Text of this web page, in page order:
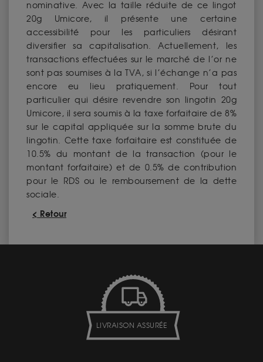
nominative. Avec la taille réduite de ce lingot
20g Umicore, il présente une certaine
accessibilité pour les particuliers désirant
diversifier sa capitalisation. Actuellement, les
transactions effectuées sur le marché de l’or ne
sont pas soumises à la TVA, si l’échange n’a pas
encore eu lieu pratiquement. Pour tout
particulier qui désire revendre son lingotin 20g
Umicore, il sera soumis à la taxe forfaitaire de 8%
sur le capital appliquée sur la somme brute du
lingotin. Cette taxe forfaitaire est constituée de
10.5% du montant de la transaction (pour le
montant forfaitaire) et de 0.5% de contribution
pour le RDS ou le remboursement de la dette
sociale.
< Retour
LIVRAISON ASSURÉE